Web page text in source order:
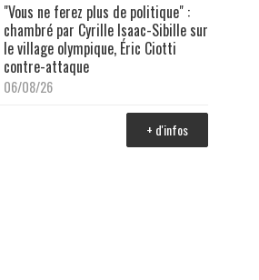
"Vous ne ferez plus de politique" :
chambré par Cyrille Isaac-Sibille sur
le village olympique, Éric Ciotti
contre-attaque
06/08/26
+ d'infos